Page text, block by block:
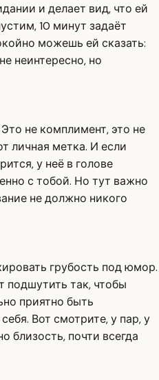
и делает вид, что ей
10 минут задаёт
можешь ей сказать:
неинтересно, но
не комплимент, это не
личная метка. И если
у неё в голове
с тобой. Но тут важно
не должно никого
грубость под юмор.
так, чтобы
приятно быть
Вот смотрите, у пар, у
близость, почти всегда